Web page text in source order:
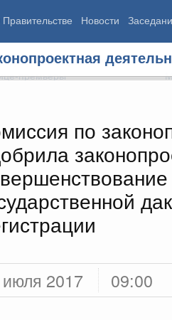
Новости
по
2017 09:00
Правительства
премьеры
Демография
Здоровье
Культура
Общество
Государство
программы